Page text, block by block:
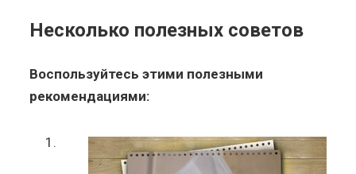
Несколько полезных советов
Воспользуйтесь этими полезными
рекомендациями: